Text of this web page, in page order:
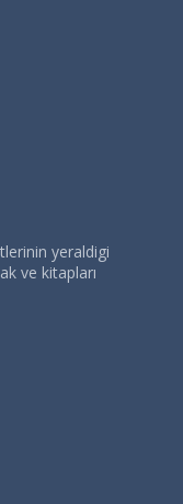
yeraldigi
ve kitapları